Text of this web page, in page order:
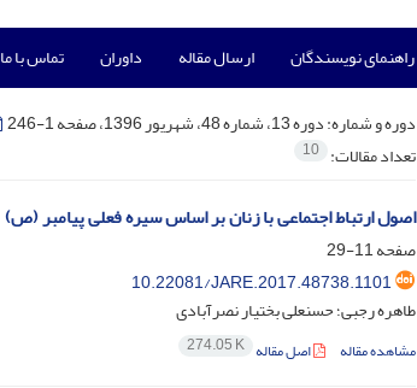
راهنمای نویسندگان ارسال مقاله داوران تماس با ما
دوره و شماره:دوره 13، شماره 48، شهریور 1396، صفحه 1-246
تعداد مقالات: 10
اصول ارتباط اجتماعی با زنان بر اساس سیره فعلی پیامبر (ص)
صفحه11-29
10.22081/JARE.2017.48738.1101
طاهره رجبی؛ حسنعلی بختیار نصرآبادی
مشاهده مقاله اصل مقاله 274.05 K